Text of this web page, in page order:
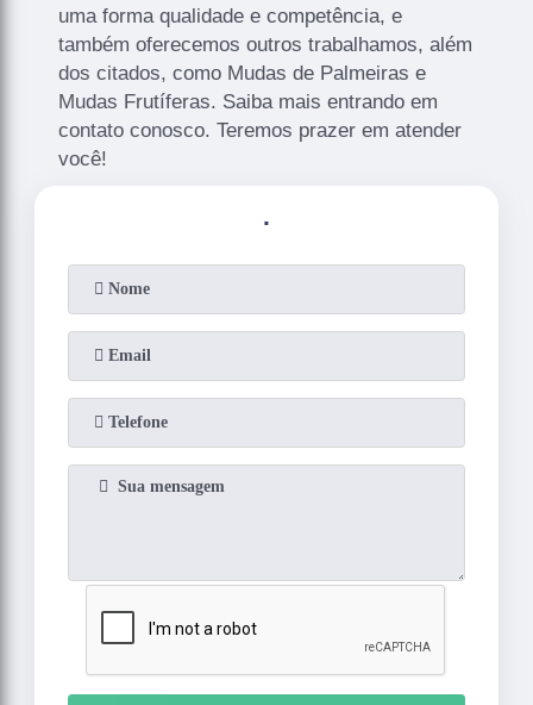
uma forma qualidade e competência, e
também oferecemos outros trabalhamos, além
dos citados, como Mudas de Palmeiras e
Mudas Frutíferas. Saiba mais entrando em
contato conosco. Teremos prazer em atender
você!
.